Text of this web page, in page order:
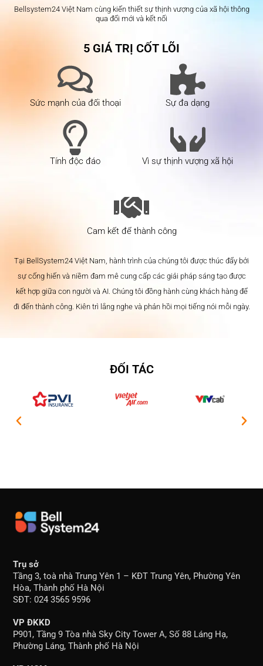
Bellsystem24 Việt Nam cùng kiến thiết sự thịnh vượng của xã hội thông
qua đổi mới và kết nối
5 GIÁ TRỊ CỐT LÕI
Sức mạnh của đối thoại Sự đa dạng
Tính độc đáo Vì sự thịnh vượng xã hội
Cam kết để thành công
Tại BellSystem24 Việt Nam, hành trình của chúng tôi được thúc đẩy bởi
sự cống hiến và niềm đam mê cung cấp các giải pháp sáng tạo được
kết hợp giữa con người và AI. Chúng tôi đồng hành cùng khách hàng để
đi đến thành công. Kiên trì lắng nghe và phản hồi mọi tiếng nói mỗi ngày.
ĐỐI TÁC
Trụ sở
Tầng 3, toà nhà Trung Yên 1 – KĐT Trung Yên, Phường Yên
Hòa, Thành phố Hà Nội
SĐT: 024 3565 9596
VP ĐKKD
P901, Tầng 9 Tòa nhà Sky City Tower A, Số 88 Láng Hạ,
Phường Láng, Thành phố Hà Nội